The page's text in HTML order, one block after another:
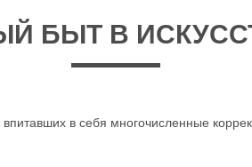
БЫТ В
в себя многочисленные